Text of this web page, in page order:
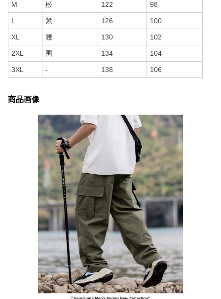
M 松 122 98
L 紧 126 100
XL 腰 130 102
2XL 围 134 104
3XL - 138 106
商品画像